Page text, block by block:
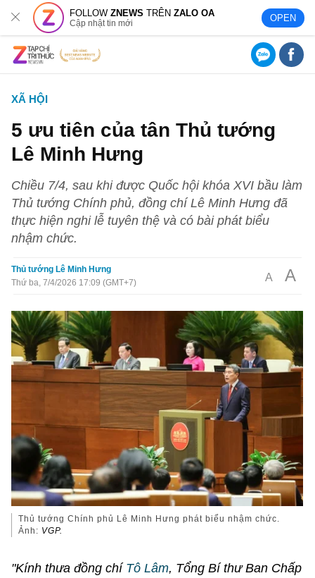
FOLLOWZNEWS TRÊNZALO OA
Cập nhật tin mới OPEN
XÃ HỘI
5 ưu tiên của tân Thủ tướng
Lê Minh Hưng
Chiều 7/4, sau khi được Quốc hội khóa XVI bầu làm
Thủ tướng Chính phủ, đồng chí Lê Minh Hưng đã
thực hiện nghi lễ tuyên thệ và có bài phát biểu
nhậm chức.
Thủ tướng Lê Minh Hưng
Thứ ba, 7/4/2026 17:09 (GMT+7)
A A
Thủ tướng Chính phủ Lê Minh Hưng phát biểu nhậm chức.
Ảnh: VGP.
"Kính thưa đồng chíTô Lâm, Tổng Bí thư Ban Chấp